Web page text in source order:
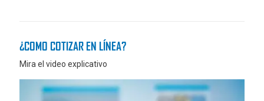
¿COMO COTIZAR EN LÍNEA?
Mira el video explicativo